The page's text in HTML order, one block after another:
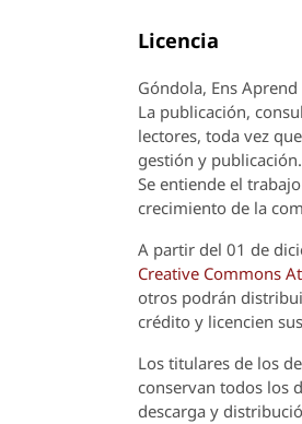
Licencia
Góndola, Ens Aprend
La publicación,
lectores, toda vez
gestión y
Se entiende el
crecimiento de la
A partir del 01 de
Creative Commons
otros podrán
crédito y licencien
Los titulares de los
conservan todos los
descarga y